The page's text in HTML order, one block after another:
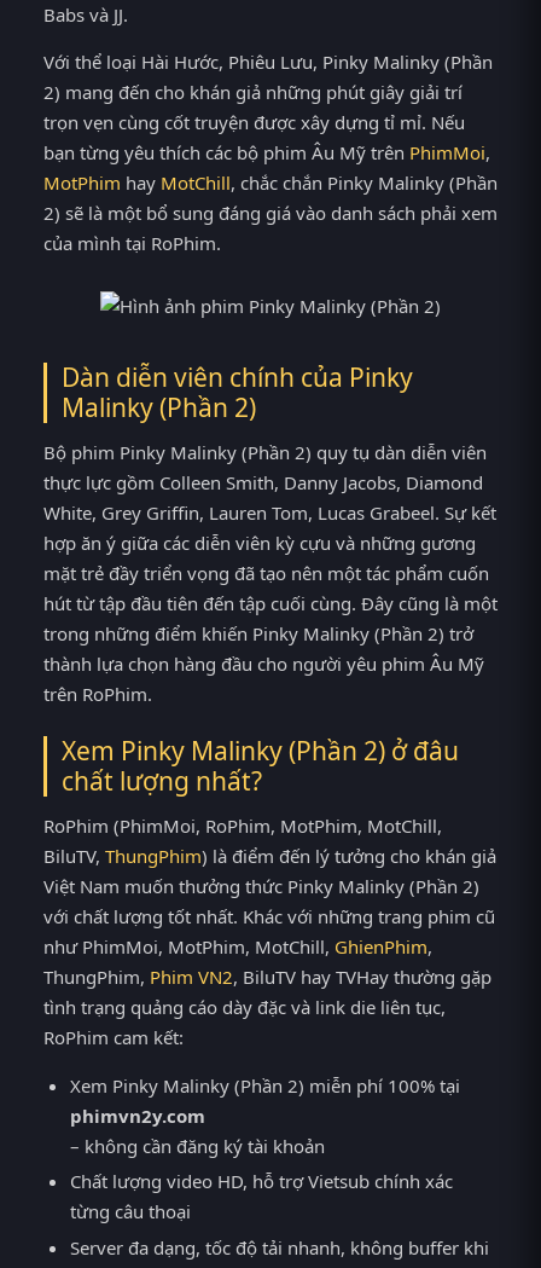
Babs và JJ.
Với thể loại Hài Hước, Phiêu Lưu, Pinky Malinky (Phần
2) mang đến cho khán giả những phút giây giải trí
trọn vẹn cùng cốt truyện được xây dựng tỉ mỉ. Nếu
bạn từng yêu thích các bộ phim Âu Mỹ trên PhimMoi,
MotPhim hay MotChill, chắc chắn Pinky Malinky (Phần
2) sẽ là một bổ sung đáng giá vào danh sách phải xem
của mình tại RoPhim.
Dàn diễn viên chính của Pinky
Malinky (Phần 2)
Bộ phim Pinky Malinky (Phần 2) quy tụ dàn diễn viên
thực lực gồm Colleen Smith, Danny Jacobs, Diamond
White, Grey Griffin, Lauren Tom, Lucas Grabeel. Sự kết
hợp ăn ý giữa các diễn viên kỳ cựu và những gương
mặt trẻ đầy triển vọng đã tạo nên một tác phẩm cuốn
hút từ tập đầu tiên đến tập cuối cùng. Đây cũng là một
trong những điểm khiến Pinky Malinky (Phần 2) trở
thành lựa chọn hàng đầu cho người yêu phim Âu Mỹ
trên RoPhim.
Xem Pinky Malinky (Phần 2) ở đâu
chất lượng nhất?
RoPhim (PhimMoi, RoPhim, MotPhim, MotChill,
BiluTV, ThungPhim) là điểm đến lý tưởng cho khán giả
Việt Nam muốn thưởng thức Pinky Malinky (Phần 2)
với chất lượng tốt nhất. Khác với những trang phim cũ
như PhimMoi, MotPhim, MotChill, GhienPhim,
ThungPhim, Phim VN2, BiluTV hay TVHay thường gặp
tình trạng quảng cáo dày đặc và link die liên tục,
RoPhim cam kết:
Xem Pinky Malinky (Phần 2) miễn phí 100% tại
phimvn2y.com
– không cần đăng ký tài khoản
Chất lượng video HD, hỗ trợ Vietsub chính xác
từng câu thoại
Server đa dạng, tốc độ tải nhanh, không buffer khi